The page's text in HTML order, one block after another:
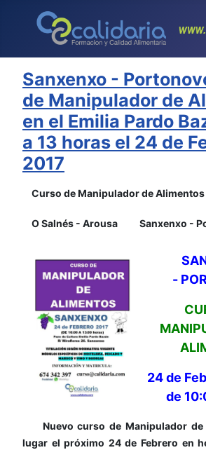
Sanxenxo -
de Manipulador de
en el Emilia Pardo
a 13 horas el 24 de
2017
Curso de Manipulador de Alimentos
O Salnés - Arousa Sanxenxo -
-
24 de
de
Nuevo curso de Manipulador de
lugar el próximo 24 de Febrero en